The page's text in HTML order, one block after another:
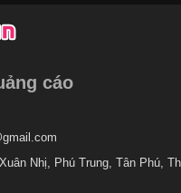
cáo
Nhị, Phú Trung, Tân Phú,